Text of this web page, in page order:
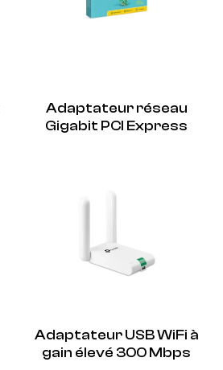
Adaptateur réseau
Gigabit PCI Express
Adaptateur USB WiFi à
gain élevé 300 Mbps